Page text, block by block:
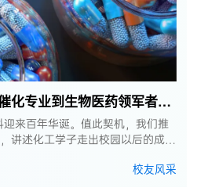
百年故事 | 童梓权：从催化专业到生物医药领军者的跨越
来百年华诞。值此契机，我们推
讲述化工学子走出校园以后的成长
校友风采